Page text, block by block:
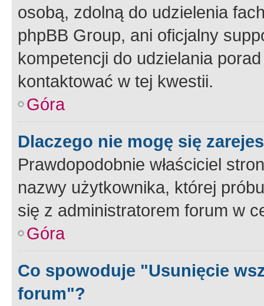
osobą, zdolną do udzielenia
phpBB Group, ani oficjalny
kompetencji do udzielania
kontaktować w tej kwestii.
Góra
Dlaczego nie mogę się
Prawdopodobnie właściciel
nazwy użytkownika, której
się z administratorem forum w
Góra
Co spowoduje "Usunięcie
forum"?